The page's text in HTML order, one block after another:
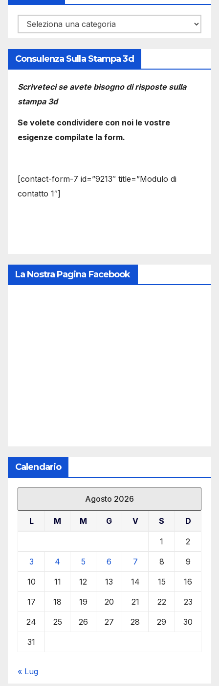
Categorie
Consulenza Sulla Stampa 3d
Scriveteci se avete bisogno di risposte sulla
stampa 3d
Se volete condividere con noi le vostre
esigenze compilate la form.
[contact-form-7 id=”9213″ title=”Modulo di
contatto 1″]
La Nostra Pagina Facebook
Calendario
Agosto 2026
L M M G V S D
1 2
3 4 5 6 7 8 9
10 11 12 13 14 15 16
17 18 19 20 21 22 23
24 25 26 27 28 29 30
31
« Lug